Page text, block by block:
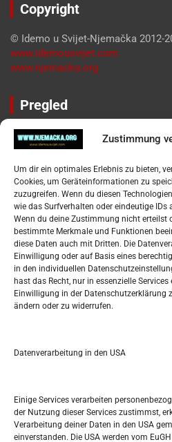
Zustimmung
Um dir ein optimales Erlebnis zu bieten,
Cookies, um Geräteinformationen zu
zuzugreifen. Wenn du diesen
wie das Surfverhalten oder eindeutige IDs
Wenn du deine Zustimmung nicht erteilst
bestimmte Merkmale und Funktionen
diese Daten auch mit Dritten. Die
Einwilligung oder auf Basis eines
in den individuellen
hast das Recht, nur in essenzielle
Einwilligung in der Datenschutzerklärung
ändern oder zu widerrufen.
Datenverarbeitung in den USA
Einige Services verarbeiten
der Nutzung dieser Services zustimmst,
Verarbeitung deiner Daten in den USA
einverstanden. Die USA werden vom
Copyright
© Idemo u Svijet-Njemačka 2012-
www.idemousvijet.com
www.njemacka.org
Pregled
Impressum
Datenschutzerklärung
Widerufsbelehrung
Oglašavanje / Postavite svoj oglas
Tko je “Idemo u Svijet –
Pretražite stranicu:
S
e
a
h
M D M D